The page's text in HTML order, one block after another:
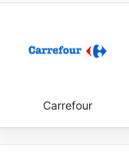
Carrefour